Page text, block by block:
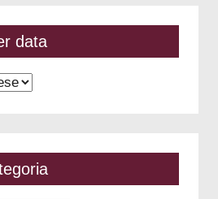
data